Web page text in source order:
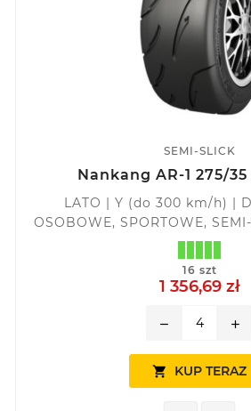
SEMI-SLICK
Nankang AR-1 275/35
LATO | Y (do 300 km/h) |
OSOBOWE, SPORTOWE,
16 szt
1 356,69 zł
remove add
 KUP TERAZ